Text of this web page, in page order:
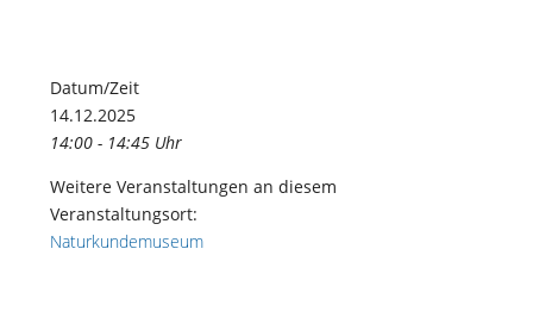
Datum/Zeit
14.12.2025
14:00 - 14:45 Uhr
Weitere Veranstaltungen an diesem
Veranstaltungsort:
Naturkundemuseum